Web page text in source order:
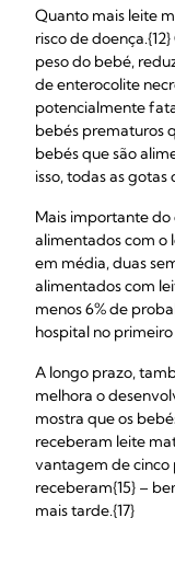
Quanto mais leite
risco de
peso do bebé,
de enterocolite
potencialmente
bebés prematuros
bebés que são
isso, todas as gotas
Mais importante do
alimentados com o
em média, duas
alimentados com
menos 6% de
hospital no primeiro
A longo prazo,
melhora o
mostra que os
receberam leite
vantagem de cinco
receberam{15} –
mais tarde.{17}